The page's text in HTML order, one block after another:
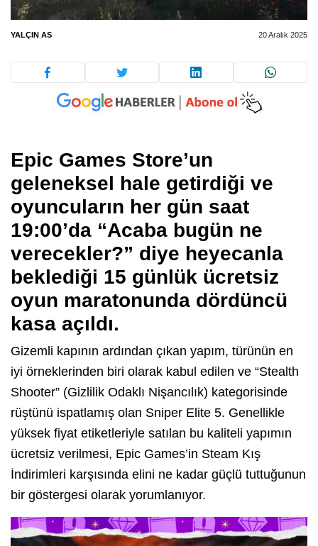
YALÇIN AS 20 Aralık 2025
Epic Games Store’un
geleneksel hale getirdiği ve
oyuncuların her gün saat
19:00’da “Acaba bugün ne
verecekler?” diye heyecanla
beklediği 15 günlük ücretsiz
oyun maratonunda dördüncü
kasa açıldı.
Gizemli kapının ardından çıkan yapım, türünün en
iyi örneklerinden biri olarak kabul edilen ve “Stealth
Shooter” (Gizlilik Odaklı Nişancılık) kategorisinde
rüştünü ispatlamış olan Sniper Elite 5. Genellikle
yüksek fiyat etiketleriyle satılan bu kaliteli yapımın
ücretsiz verilmesi, Epic Games’in Steam Kış
İndirimleri karşısında elini ne kadar güçlü tuttuğunun
bir göstergesi olarak yorumlanıyor.